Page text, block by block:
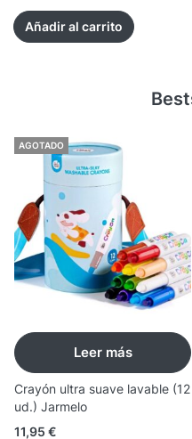
Añadir al carrito
AGOTADO
Leer más
Crayón ultra suave lavable (12
ud.) Jarmelo
11,95 €